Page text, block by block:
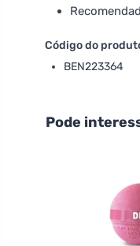
Código do
BEN223364
Pode